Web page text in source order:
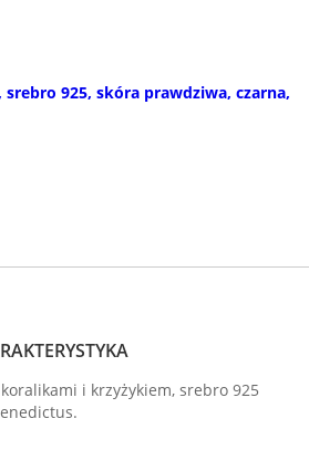
925, skóra prawdziwa, czarna,
i krzyżykiem, srebro 925